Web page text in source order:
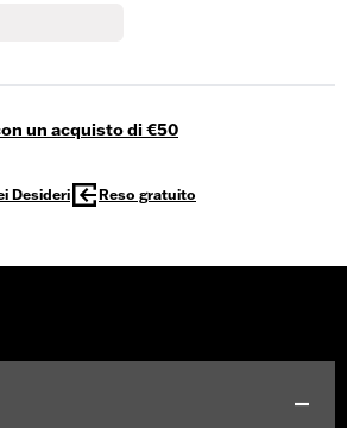
un acquisto di €50
Desideri Reso gratuito